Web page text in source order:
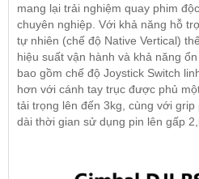
mang lại trải nghiệm quay phim
chuyên nghiệp. Với khả năng hỗ
tự nhiên (chế độ Native Vertical)
hiệu suất vận hành và khả năng
bao gồm chế độ Joystick Switch
hơn với cánh tay trục được phủ
tải trọng lên đến 3kg, cùng với
dài thời gian sử dụng pin lên gấp